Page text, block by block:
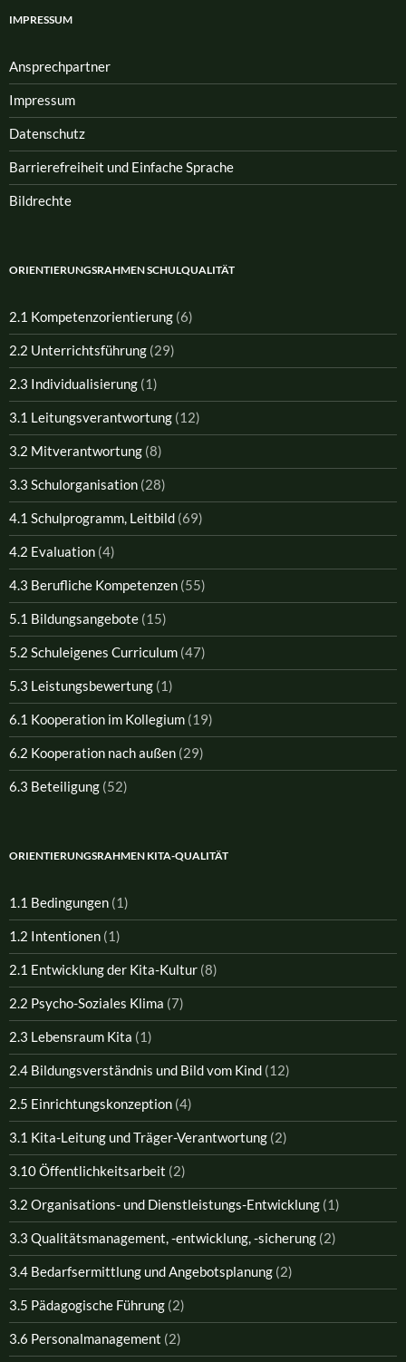
IMPRESSUM
Ansprech­partner
Impressum
Datenschutz
Barrierefreiheit und Einfache Sprache
Bildrechte
ORIENTIERUNGSRAHMEN SCHULQUALITÄT
2.1 Kompetenzorientierung (6)
2.2 Unterrichtsführung (29)
2.3 Individualisierung (1)
3.1 Leitungsverantwortung (12)
3.2 Mitverantwortung (8)
3.3 Schulorganisation (28)
4.1 Schulprogramm, Leitbild (69)
4.2 Evaluation (4)
4.3 Berufliche Kompetenzen (55)
5.1 Bildungsangebote (15)
5.2 Schuleigenes Curriculum (47)
5.3 Leistungsbewertung (1)
6.1 Kooperation im Kollegium (19)
6.2 Kooperation nach außen (29)
6.3 Beteiligung (52)
ORIENTIERUNGSRAHMEN KITA-QUALITÄT
1.1 Bedingungen (1)
1.2 Intentionen (1)
2.1 Entwicklung der Kita-Kultur (8)
2.2 Psycho-Soziales Klima (7)
2.3 Lebensraum Kita (1)
2.4 Bildungsverständnis und Bild vom Kind (12)
2.5 Einrichtungskonzeption (4)
3.1 Kita-Leitung und Träger-Verantwortung (2)
3.10 Öffentlichkeitsarbeit (2)
3.2 Organisations- und Dienstleistungs-Entwicklung (1)
3.3 Qualitätsmanagement, -entwicklung, -sicherung (2)
3.4 Bedarfsermittlung und Angebotsplanung (2)
3.5 Pädagogische Führung (2)
3.6 Personalmanagement (2)